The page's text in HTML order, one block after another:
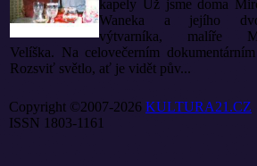
kapely Už jsme doma
Waneka a jejího
výtvarníka, malíře
Velíška. Na celovečerním
Rozsviť světlo, ať je vidět pův...
Copyright ©2007-2026 KULTURA21.CZ
ISSN 1803-1161